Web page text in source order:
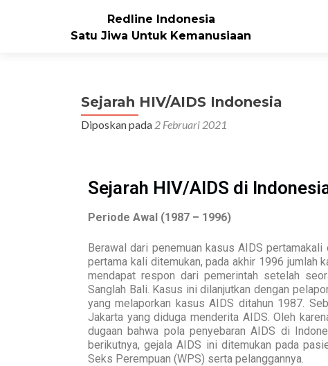
Redline Indonesia
Satu Jiwa Untuk Kemanusiaan
Sejarah HIV/AIDS Indonesia
Diposkan pada 2 Februari 2021
Sejarah HIV/AIDS di
Periode Awal (1987 – 1996)
Berawal dari penemuan kasus AIDS
pertama kali ditemukan, pada akhir 1996
mendapat respon dari pemerintah setelah
Sanglah Bali. Kasus ini dilanjutkan dengan
yang melaporkan kasus AIDS ditahun 1987.
Jakarta yang diduga menderita AIDS. Oleh
dugaan bahwa pola penyebaran AIDS di
berikutnya, gejala AIDS ini ditemukan pada
Seks Perempuan (WPS) serta pelanggannya.